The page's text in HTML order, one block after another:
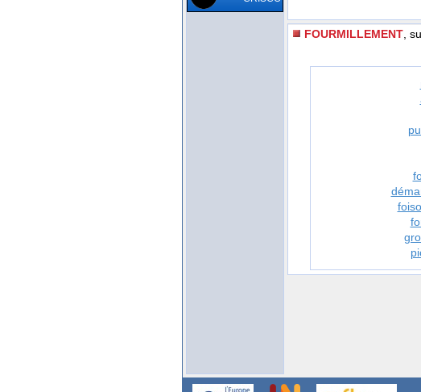
FOURMILLEMENT ,